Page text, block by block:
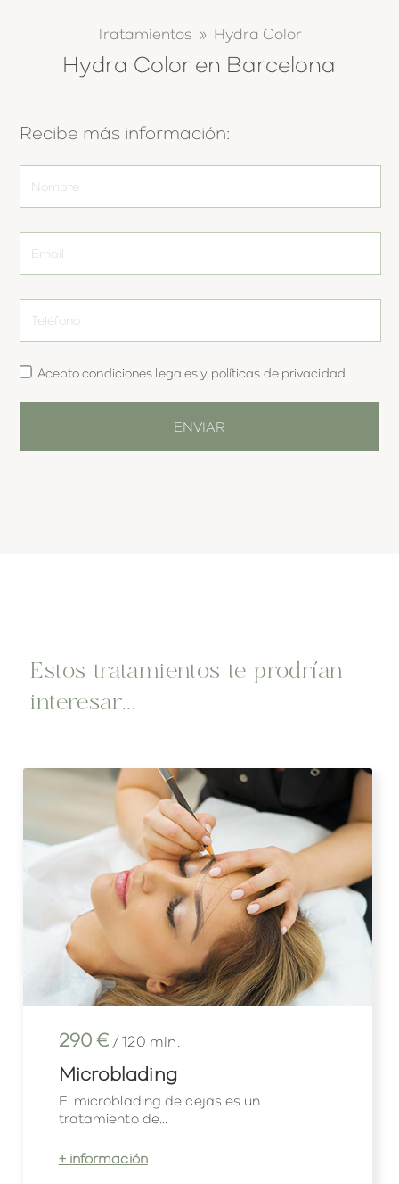
Tratamientos » Hydra Color
Hydra Color en Barcelona
Recibe más información:
Aceptocondiciones legalesy políticas de privacidad
Estos tratamientos te prodrían
interesar...
290 € / 120 min.
Microblading
El microblading de cejas es un
tratamiento de...
+ información